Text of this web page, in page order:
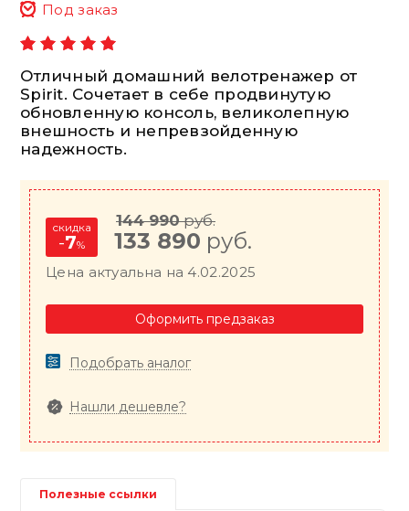
Под заказ
Отличный домашний велотренажер от
Spirit. Сочетает в себе продвинутую
обновленную консоль, великолепную
внешность и непревзойденную
надежность.
скидка
-7%
144 990руб.
133 890 руб.
Цена актуальна на 4.02.2025
Оформить предзаказ
Подобрать аналог
Нашли дешевле?
Полезные ссылки